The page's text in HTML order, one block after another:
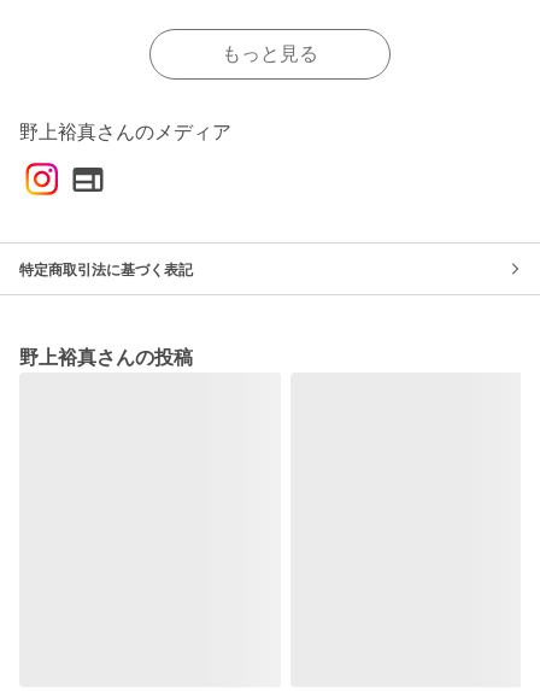
もっと見る
野上裕真さんのメディア
特定商取引法に基づく表記
野上裕真さんの投稿